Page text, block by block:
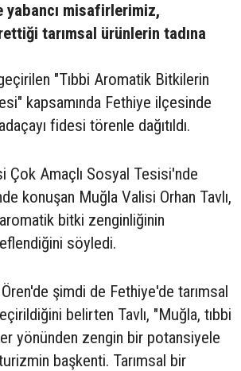
yabancı misafirlerimiz,
tarımsal ürünlerin tadına
"Tıbbi Aromatik Bitkilerin
kapsamında Fethiye ilçesinde
fidesi törenle dağıtıldı.
Çok Amaçlı Sosyal Tesisi'nde
konuşan Muğla Valisi Orhan Tavlı,
bitki zenginliğinin
söyledi.
şimdi de Fethiye'de tarımsal
belirten Tavlı, "Muğla, tıbbi
yönünden zengin bir potansiyele
başkenti. Tarımsal bir